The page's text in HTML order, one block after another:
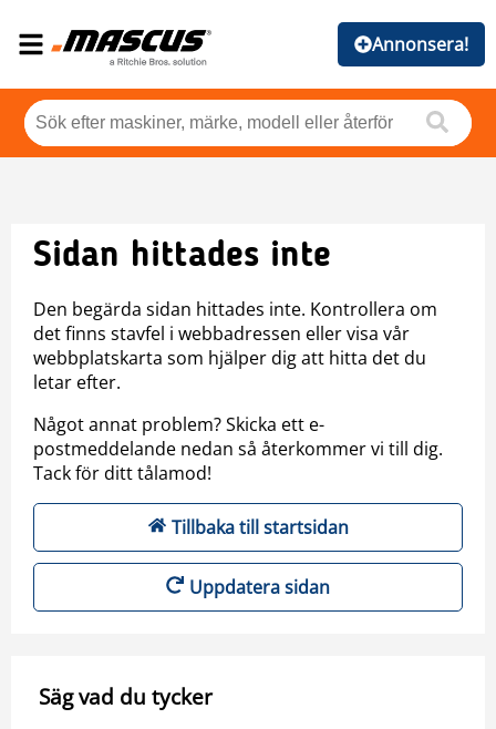
Annonsera!
Sidan hittades inte
Den begärda sidan hittades inte. Kontrollera om
det finns stavfel i webbadressen eller visa vår
webbplatskarta som hjälper dig att hitta det du
letar efter.
Något annat problem? Skicka ett e-
postmeddelande nedan så återkommer vi till dig.
Tack för ditt tålamod!
Tillbaka till startsidan
Uppdatera sidan
Säg vad du tycker